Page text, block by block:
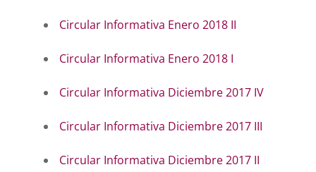
Circular Informativa Enero 2018 II
Circular Informativa Enero 2018 I
Circular Informativa Diciembre 2017 IV
Circular Informativa Diciembre 2017 III
Circular Informativa Diciembre 2017 II